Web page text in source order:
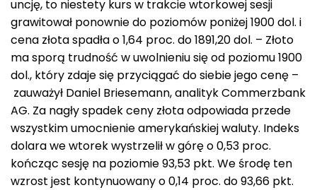
uncję, to niestety kurs w trakcie wtorkowej sesji
grawitował ponownie do poziomów poniżej 1900 dol. i
cena złota spadła o 1,64 proc. do 1891,20 dol. – Złoto
ma sporą trudność w uwolnieniu się od poziomu 1900
dol., który zdaje się przyciągać do siebie jego cenę –
zauważył Daniel Briesemann, analityk Commerzbank
AG. Za nagły spadek ceny złota odpowiada przede
wszystkim umocnienie amerykańskiej waluty. Indeks
dolara we wtorek wystrzelił w górę o 0,53 proc.
kończąc sesję na poziomie 93,53 pkt. We środę ten
wzrost jest kontynuowany o 0,14 proc. do 93,66 pkt.